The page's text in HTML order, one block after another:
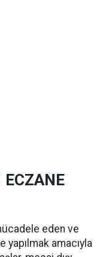
ECZANE
eden ve
yapılmak amacıyla